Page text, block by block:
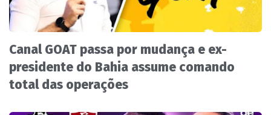
Canal GOAT passa por mudança e ex-
presidente do Bahia assume comando
total das operações